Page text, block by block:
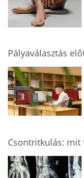
Pályaválasztás
Csontritkulás: mit